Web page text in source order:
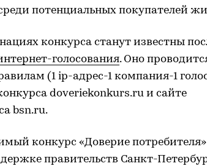
потенциальных покупателей
конкурса станут известны
голосования. Оно
(1 ip-адрес-1 компания-1
doveriekonkurs.ru и сайте
bsn.ru.
конкурс «Доверие
правительств Санкт-